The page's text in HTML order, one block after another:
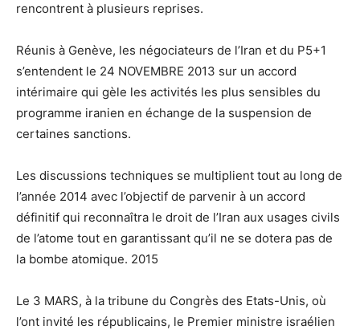
rencontrent à plusieurs reprises.
Réunis à Genève, les négociateurs de l’Iran et du P5+1
s’entendent le 24 NOVEMBRE 2013 sur un accord
intérimaire qui gèle les activités les plus sensibles du
programme iranien en échange de la suspension de
certaines sanctions.
Les discussions techniques se multiplient tout au long de
l’année 2014 avec l’objectif de parvenir à un accord
définitif qui reconnaîtra le droit de l’Iran aux usages civils
de l’atome tout en garantissant qu’il ne se dotera pas de
la bombe atomique. 2015
Le 3 MARS, à la tribune du Congrès des Etats-Unis, où
l’ont invité les républicains, le Premier ministre israélien